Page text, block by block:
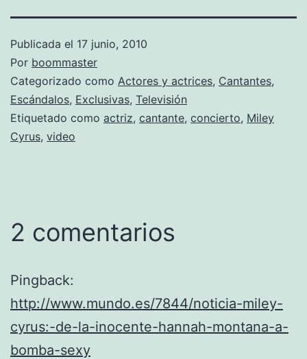
Publicada el 17 junio, 2010
Por boommaster
Categorizado como Actores y actrices, Cantantes,
Escándalos, Exclusivas, Televisión
Etiquetado como actriz, cantante, concierto, Miley
Cyrus, video
2 comentarios
Pingback:
http://www.mundo.es/7844/noticia-miley-
cyrus:-de-la-inocente-hannah-montana-a-
bomba-sexy